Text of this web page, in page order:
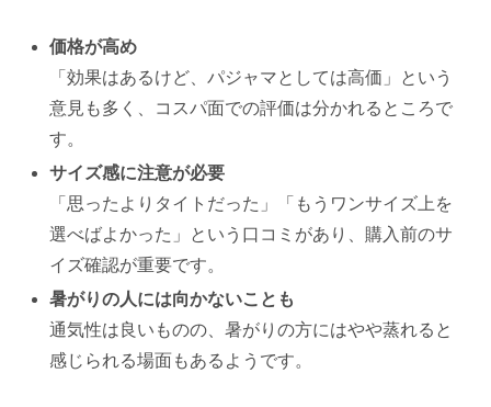
価格が高め
「効果はあるけど、パジャマとしては高価」という
意見も多く、コスパ面での評価は分かれるところで
す。
サイズ感に注意が必要
「思ったよりタイトだった」「もうワンサイズ上を
選べばよかった」という口コミがあり、購入前のサ
イズ確認が重要です。
暑がりの人には向かないことも
通気性は良いものの、暑がりの方にはやや蒸れると
感じられる場面もあるようです。